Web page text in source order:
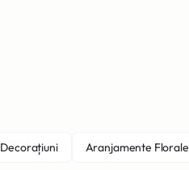
Decorațiuni Aranjamente Florale